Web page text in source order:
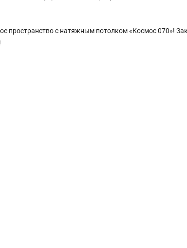
пространство с натяжным потолком «Космос 070»!